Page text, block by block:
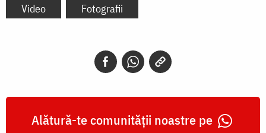
Video Fotografii
Alătură-te comunității noastre pe